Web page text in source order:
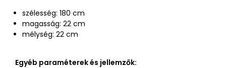
szélesség: 180 cm
magasság: 22 cm
mélység: 22 cm
Egyéb paraméterek és jellemzők: